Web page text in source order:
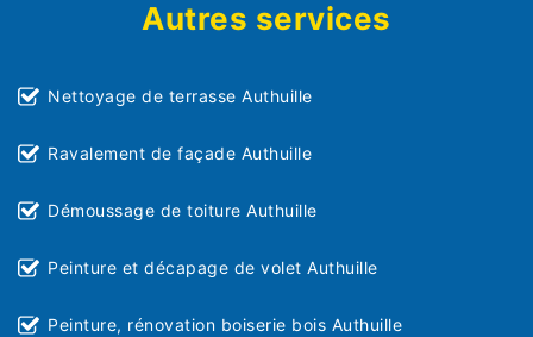
Autres services
Nettoyage de terrasse Authuille
Ravalement de façade Authuille
Démoussage de toiture Authuille
Peinture et décapage de volet Authuille
Peinture, rénovation boiserie bois Authuille